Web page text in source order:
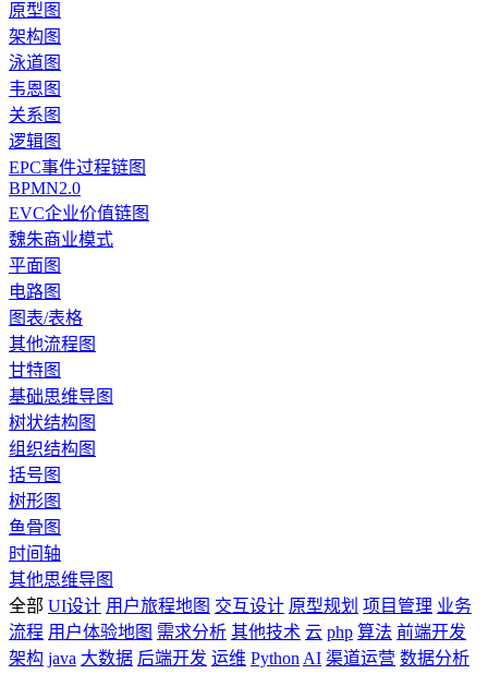
原型图
架构图
泳道图
韦恩图
关系图
逻辑图
EPC事件过程链图
BPMN2.0
EVC企业价值链图
魏朱商业模式
平面图
电路图
图表/表格
其他流程图
甘特图
基础思维导图
树状结构图
组织结构图
括号图
树形图
鱼骨图
时间轴
其他思维导图
全部 UI设计 用户旅程地图 交互设计 原型规划 项目管理 业务
流程 用户体验地图 需求分析 其他技术 云 php 算法 前端开发
架构 java 大数据 后端开发 运维 Python AI 渠道运营 数据分析